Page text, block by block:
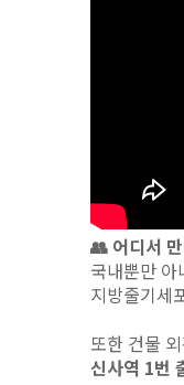
👥 어디서
국내뿐만 아
지방줄기세
또한 건물
신사역 1번